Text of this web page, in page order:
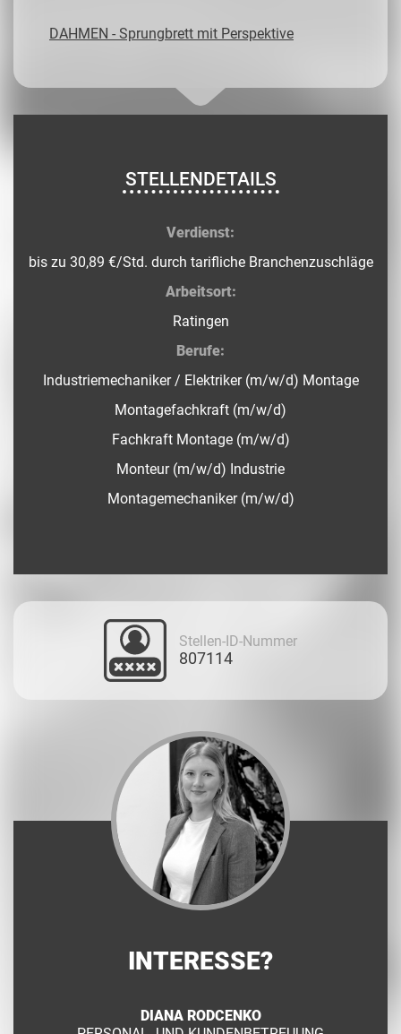
DAHMEN - Sprungbrett mit Perspektive
STELLENDETAILS
Verdienst:
bis zu 30,89 €/Std. durch tarifliche Branchenzuschläge
Arbeitsort:
Ratingen
Berufe:
Industriemechaniker / Elektriker (m/w/d) Montage
Montagefachkraft (m/w/d)
Fachkraft Montage (m/w/d)
Monteur (m/w/d) Industrie
Montagemechaniker (m/w/d)
Stellen-ID-Nummer
807114
INTERESSE?
DIANA RODCENKO